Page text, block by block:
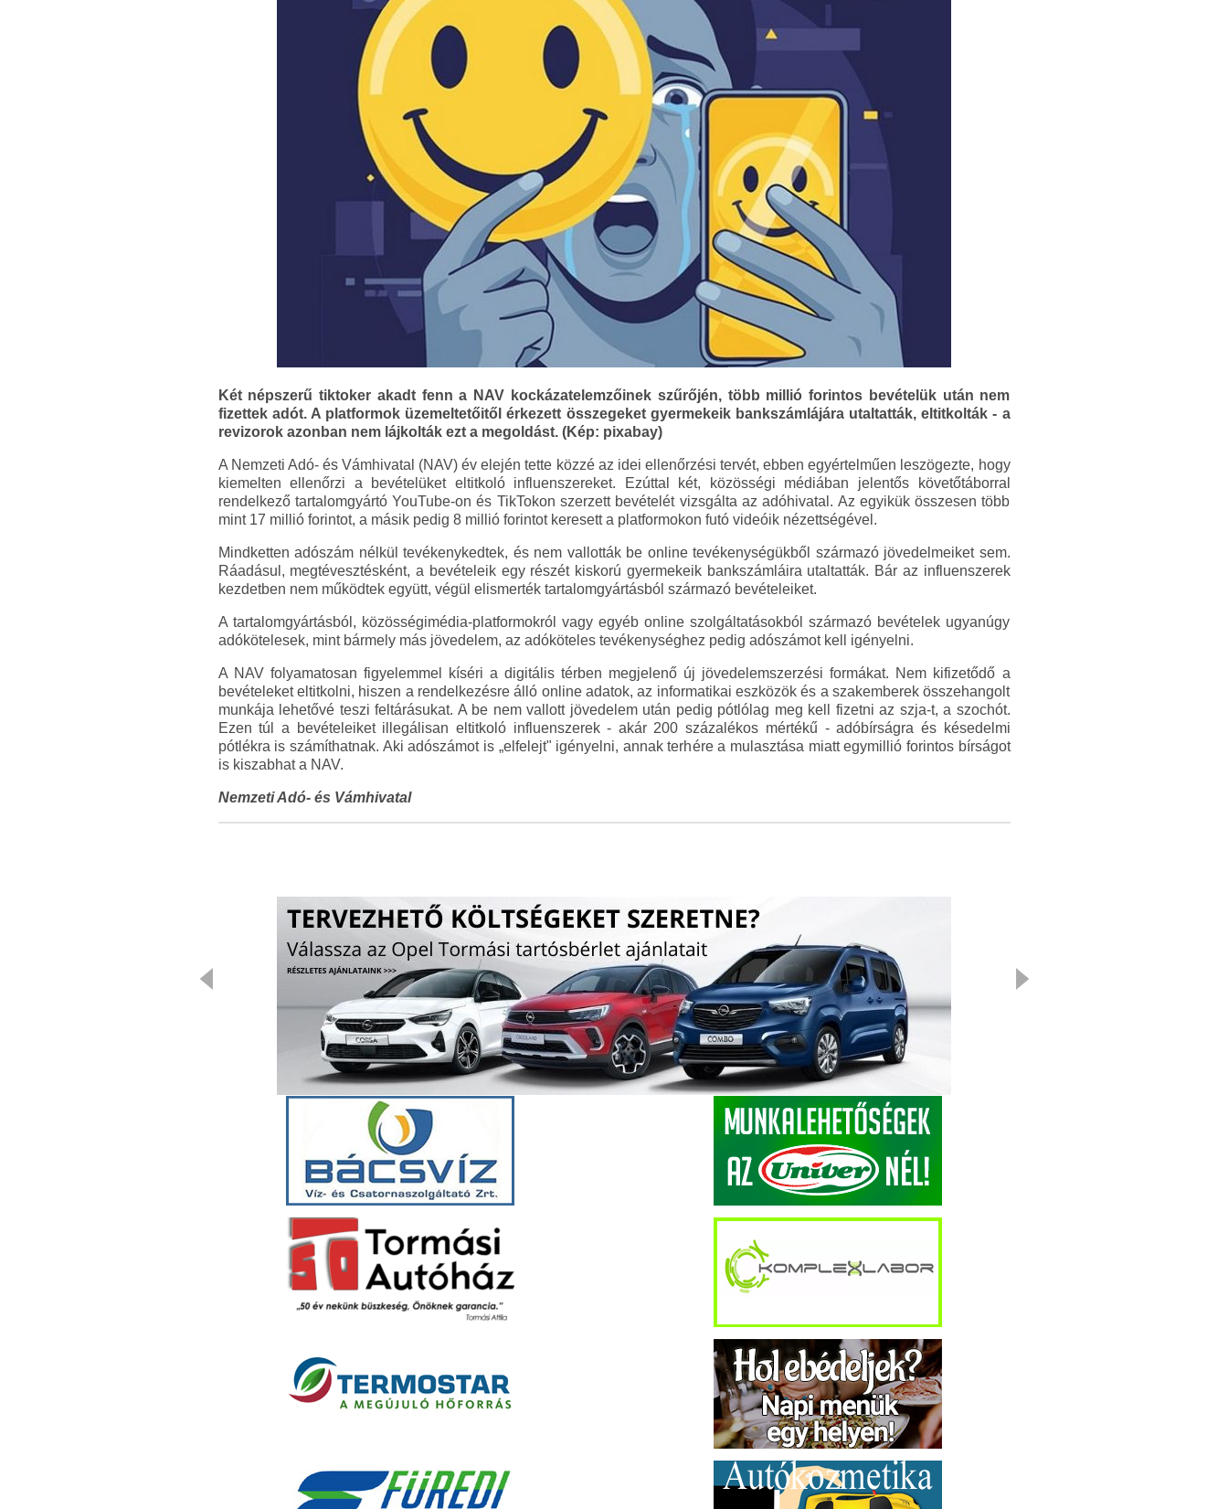
Két népszerű tiktoker akadt fenn a NAV kockázatelemzőinek szűrőjén, több millió forintos bevételük után nem
fizettek adót. A platformok üzemeltetőitől érkezett összegeket gyermekeik bankszámlájára utaltatták, eltitkolták - a
revizorok azonban nem lájkolták ezt a megoldást. (Kép: pixabay)
A Nemzeti Adó- és Vámhivatal (NAV) év elején tette közzé az idei ellenőrzési tervét, ebben egyértelműen leszögezte, hogy
kiemelten ellenőrzi a bevételüket eltitkoló influenszereket. Ezúttal két, közösségi médiában jelentős követőtáborral
rendelkező tartalomgyártó YouTube-on és TikTokon szerzett bevételét vizsgálta az adóhivatal. Az egyikük összesen több
mint 17 millió forintot, a másik pedig 8 millió forintot keresett a platformokon futó videóik nézettségével.
Mindketten adószám nélkül tevékenykedtek, és nem vallották be online tevékenységükből származó jövedelmeiket sem.
Ráadásul, megtévesztésként, a bevételeik egy részét kiskorú gyermekeik bankszámláira utaltatták. Bár az influenszerek
kezdetben nem működtek együtt, végül elismerték tartalomgyártásból származó bevételeiket.
A tartalomgyártásból, közösségimédia-platformokról vagy egyéb online szolgáltatásokból származó bevételek ugyanúgy
adókötelesek, mint bármely más jövedelem, az adóköteles tevékenységhez pedig adószámot kell igényelni.
A NAV folyamatosan figyelemmel kíséri a digitális térben megjelenő új jövedelemszerzési formákat. Nem kifizetődő a
bevételeket eltitkolni, hiszen a rendelkezésre álló online adatok, az informatikai eszközök és a szakemberek összehangolt
munkája lehetővé teszi feltárásukat. A be nem vallott jövedelem után pedig pótlólag meg kell fizetni az szja-t, a szochót.
Ezen túl a bevételeiket illegálisan eltitkoló influenszerek - akár 200 százalékos mértékű - adóbírságra és késedelmi
pótlékra is számíthatnak. Aki adószámot is „elfelejt" igényelni, annak terhére a mulasztása miatt egymillió forintos bírságot
is kiszabhat a NAV.
Nemzeti Adó- és Vámhivatal